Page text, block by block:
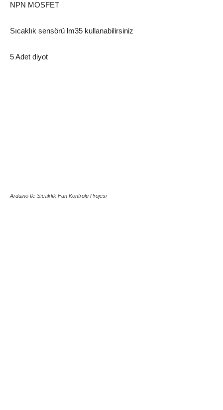
NPN MOSFET
Sıcaklık sensörü lm35 kullanabilirsiniz
5 Adet diyot
Arduino İle Sıcaklık Fan Kontrolü Projesi